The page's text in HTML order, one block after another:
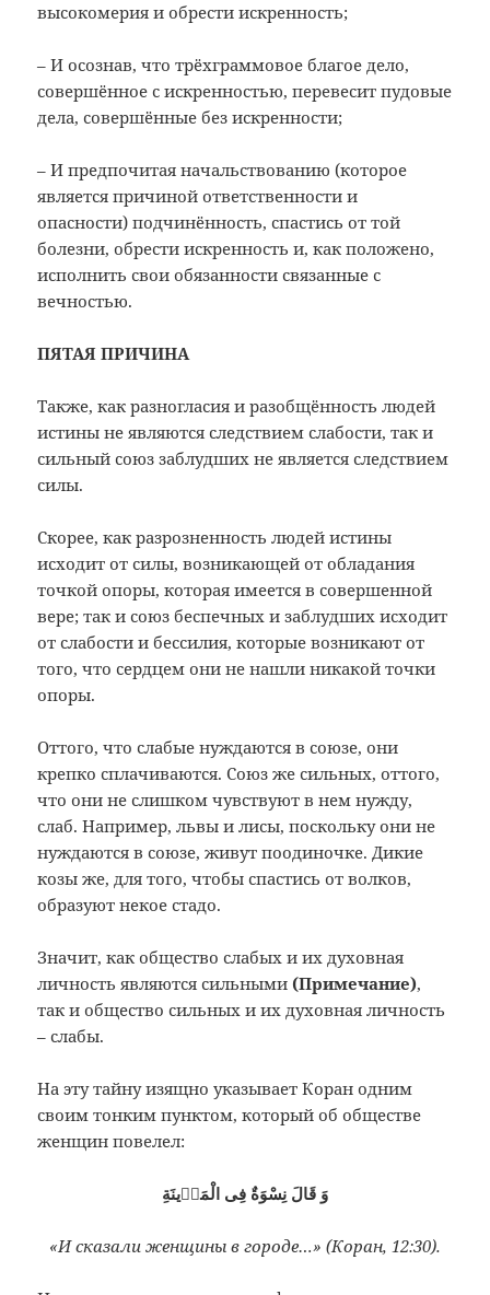
высокомерия и обрести искренность;
– И осознав, что трёхграммовое благое дело,
совершённое с искренностью, перевесит пудовые
дела, совершённые без искренности;
– И предпочитая начальствованию (которое
является причиной ответственности и
опасности) подчинённость, спастись от той
болезни, обрести искренность и, как положено,
исполнить свои обязанности связанные с
вечностью.
ПЯТАЯ ПРИЧИНА
Также, как разногласия и разобщённость людей
истины не являются следствием слабости, так и
сильный союз заблудших не является следствием
силы.
Скорее, как разрозненность людей истины
исходит от силы, возникающей от обладания
точкой опоры, которая имеется в совершенной
вере; так и союз беспечных и заблудших исходит
от слабости и бессилия, которые возникают от
того, что сердцем они не нашли никакой точки
опоры.
Оттого, что слабые нуждаются в союзе, они
крепко сплачиваются. Союз же сильных, оттого,
что они не слишком чувствуют в нем нужду,
слаб. Например, львы и лисы, поскольку они не
нуждаются в союзе, живут поодиночке. Дикие
козы же, для того, чтобы спастись от волков,
образуют некое стадо.
Значит, как общество слабых и их духовная
личность являются сильными (Примечание),
так и общество сильных и их духовная личность
– слабы.
На эту тайну изящно указывает Коран одним
своим тонким пунктом, который об обществе
женщин повелел:
وَ قَالَ نِسْوَةٌ فِى الْمَدٖينَةِ
«И сказали женщины в городе…» (Коран, 12:30).